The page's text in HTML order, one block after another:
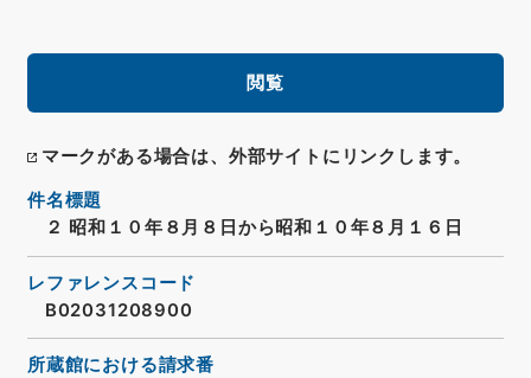
閲覧
マークがある場合は、外部サイトにリンクします。
件名標題
２ 昭和１０年８月８日から昭和１０年８月１６日
レファレンスコード
B02031208900
所蔵館における請求番